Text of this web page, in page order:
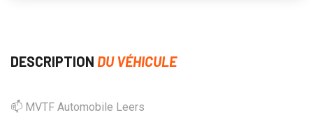
DESCRIPTION DU VÉHICULE
📫 MVTF Automobile Leers